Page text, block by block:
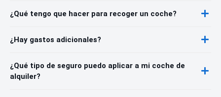
¿Qué tengo que hacer para recoger un coche?
¿Hay gastos adicionales?
¿Qué tipo de seguro puedo aplicar a mi coche de
alquiler?